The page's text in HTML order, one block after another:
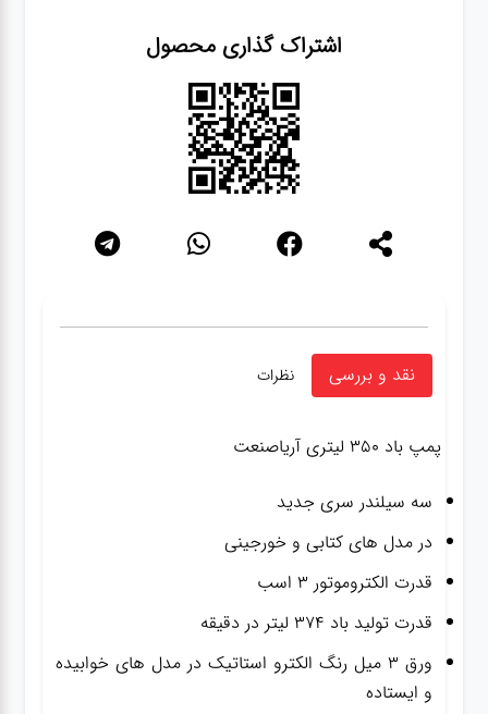
اشتراک گذاری محصول
نقد و بررسی نظرات
پمپ باد ۳۵۰ لیتری آریاصنعت
سه سیلندر سری جدید
در مدل های کتابی و خورجینی
قدرت الکتروموتور ۳ اسب
قدرت تولید باد ۳۷۴ لیتر در دقیقه
ورق ۳ میل رنگ الکترو استاتیک در مدل های خوابیده
و ایستاده